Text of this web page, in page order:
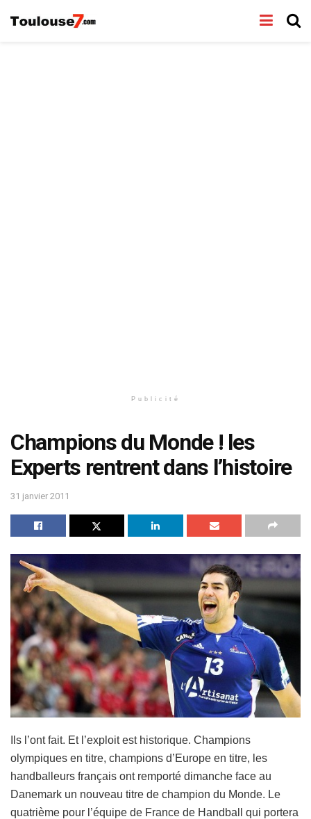
Publicité
Champions du Monde ! les
Experts rentrent dans l’histoire
31 janvier 2011
Ils l’ont fait. Et l’exploit est historique. Champions
olympiques en titre, champions d’Europe en titre, les
handballeurs français ont remporté dimanche face au
Danemark un nouveau titre de champion du Monde. Le
quatrième pour l’équipe de France de Handball qui portera